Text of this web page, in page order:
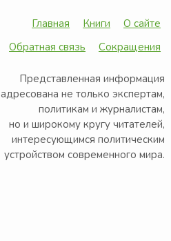
Главная Книги
О сайте
Обратная связь
Сокращения
Представленная информация
адресована не только экспертам,
политикам и журналистам,
но и широкому кругу читателей,
интересующимся политическим
устройством современного мира.